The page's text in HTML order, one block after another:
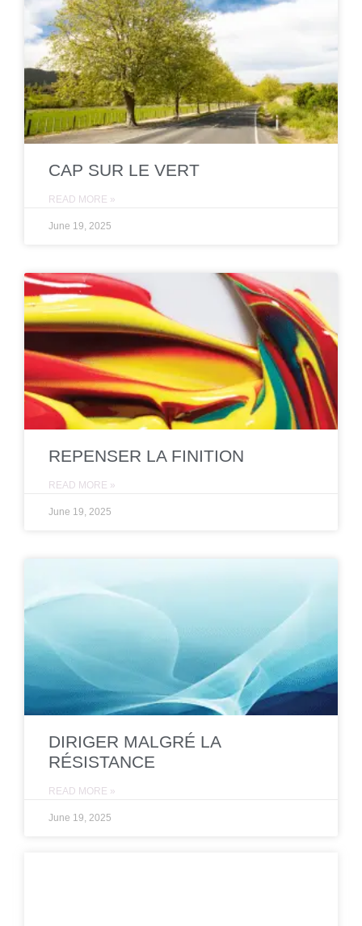
CAP SUR LE VERT
READ MORE »
June 19, 2025
REPENSER LA FINITION
READ MORE »
June 19, 2025
DIRIGER MALGRÉ LA
RÉSISTANCE
READ MORE »
June 19, 2025